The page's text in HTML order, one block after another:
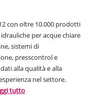
con oltre 10.000 prodotti
per acque chiare
sistemi di
presscontrol e
alla qualità e alla
nel settore.
tutto